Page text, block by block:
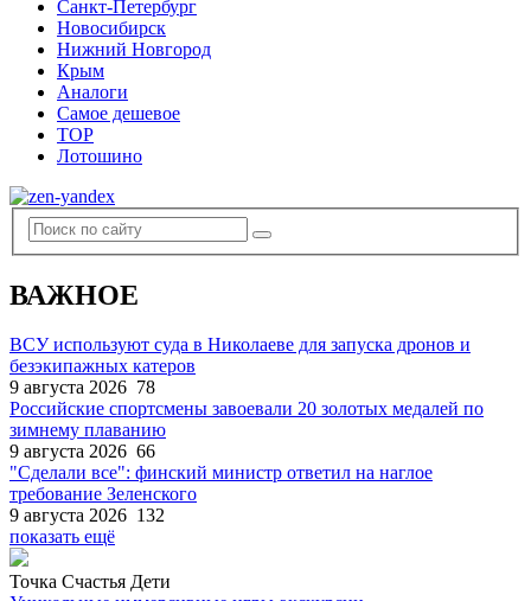
Санкт-Петербург
Новосибирск
Нижний Новгород
Крым
Аналоги
Самое дешевое
TOP
Лотошино
ВАЖНОЕ
ВСУ используют суда в Николаеве для запуска дронов и
безэкипажных катеров
9 августа 2026 78
Российские спортсмены завоевали 20 золотых медалей по
зимнему плаванию
9 августа 2026 66
"Сделали все": финский министр ответил на наглое
требование Зеленского
9 августа 2026 132
показать ещё
Точка Счастья Дети